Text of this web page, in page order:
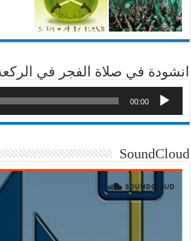
انشودة في صلاة الفجر في الركعة
00:00
SoundCloud